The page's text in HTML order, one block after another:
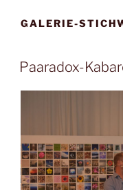
GALERIE-
Paaradox-